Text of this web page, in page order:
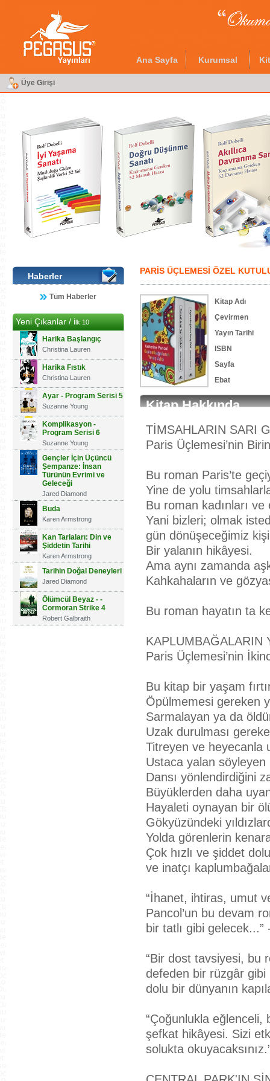
Ana Sayfa Kurumsal
Üye Girişi
Haberler
Tüm Haberler
Yeni Çıkanlar /İlk 10
Harika Başlangıç
Christina Lauren
Harika Fıstık
Christina Lauren
Ayar - Program Serisi 5
Suzanne Young
Komplikasyon -
Program Serisi 6
Suzanne Young
Gençler İçin Üçüncü
Şempanze: İnsan
Türünün Evrimi ve
Geleceği
Jared Diamond
Buda
Karen Armstrong
Kan Tarlaları: Din ve
Şiddetin Tarihi
Karen Armstrong
Tarihin Doğal Deneyleri
Jared Diamond
Ölümcül Beyaz - -
Cormoran Strike 4
Robert Galbraith
PARİS ÜÇLEMESİ ÖZEL
Kitap Adı
Çevirmen
Yayın Tarihi
ISBN
Sayfa
Ebat
Kitap Hakkında
TİMSAHLARIN SARI
Paris Üçlemesi’nin
Bu roman Paris’te
Yine de yolu
Bu roman kadınları
Yani bizleri; olmak
gün dönüşeceğimiz
Bir yalanın hikâyesi.
Ama aynı zamanda
Kahkahaların ve
Bu roman hayatın ta
KAPLUMBAĞALARIN
Paris Üçlemesi’nin
Bu kitap bir yaşam
Öpülmemesi gereken
Sarmalayan ya da
Uzak durulması
Titreyen ve
Ustaca yalan söyleyen
Dansı yönlendirdiğini
Büyüklerden daha
Hayaleti oynayan bir
Gökyüzündeki
Yolda görenlerin
Çok hızlı ve şiddet
ve inatçı
“İhanet, ihtiras, umut
Pancol’un bu devam
bir tatlı gibi
“Bir dost tavsiyesi, bu
defeden bir rüzgâr
dolu bir dünyanın
“Çoğunlukla
şefkat hikâyesi. Sizi
solukta